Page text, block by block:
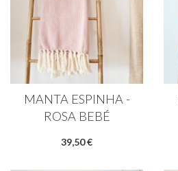
MANTA ESPINHA -
ROSA BEBÉ
39,50 €